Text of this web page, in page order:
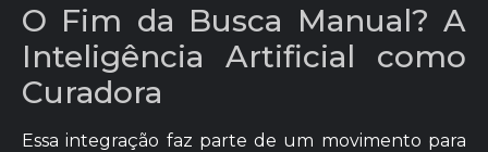
O Fim da Busca Manual? A
Inteligência Artificial como
Curadora
Essa integração faz parte de um movimento para